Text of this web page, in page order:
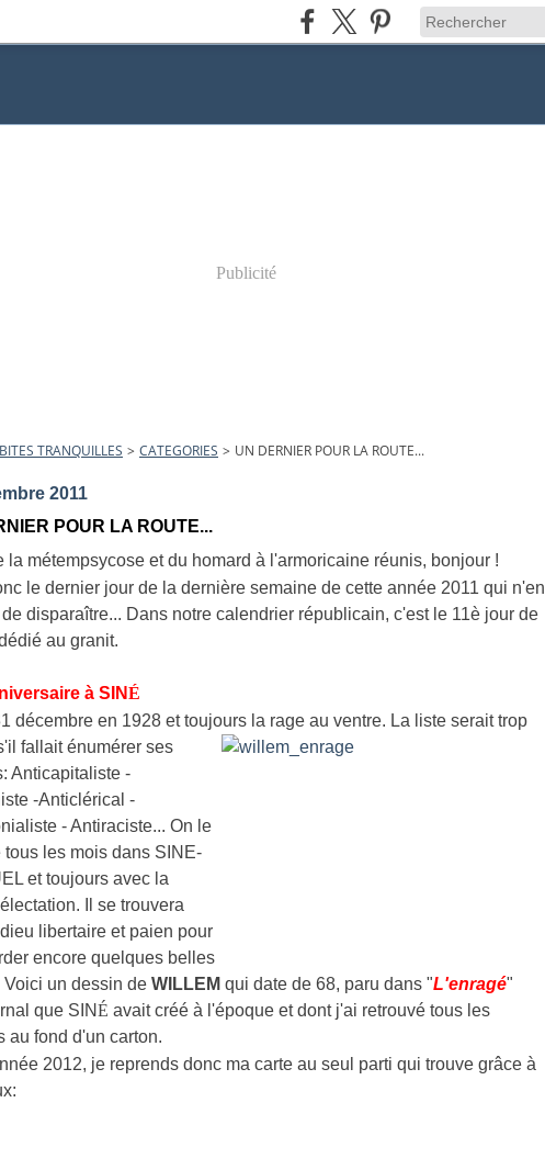
Publicité
TRANQUILLES > CATEGORIES > UN DERNIER POUR LA ROUTE...
2011
POUR LA ROUTE...
la métempsycose et du homard à l'armoricaine réunis, bonjour !
le dernier jour de la dernière semaine de cette année 2011 qui n'en
disparaître... Dans notre calendrier républicain, c'est le 11è jour de
au granit.
à SINÉ
décembre en 1928 et toujours la rage au ventre. La liste serait trop
fallait énumérer ses
Anticapitaliste -
-Anticlérical -
- Antiraciste... On le
tous les mois dans SINE-
et toujours avec la
Il se trouvera
libertaire et paien pour
encore quelques belles
Voici un dessin de WILLEM qui date de 68, paru dans "L'enragé"
que SINÉ avait créé à l'époque et dont j'ai retrouvé tous les
au fond d'un carton.
2012, je reprends donc ma carte au seul parti qui trouve grâce à